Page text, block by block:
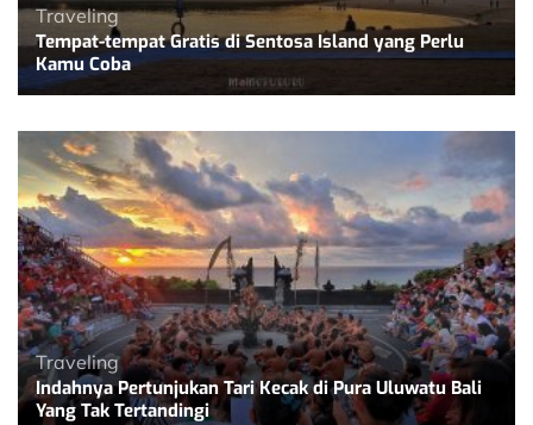
Traveling
Tempat-tempat Gratis di Sentosa Island yang Perlu
Kamu Coba
Traveling
Indahnya Pertunjukan Tari Kecak di Pura Uluwatu Bali
Yang Tak Tertandingi